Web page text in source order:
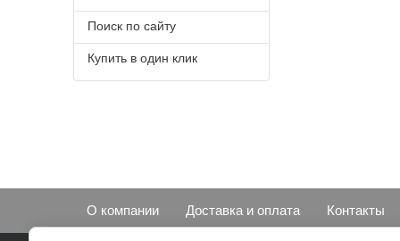
Поиск по сайту
Купить в один клик
О компании Доставка и оплата Контакты